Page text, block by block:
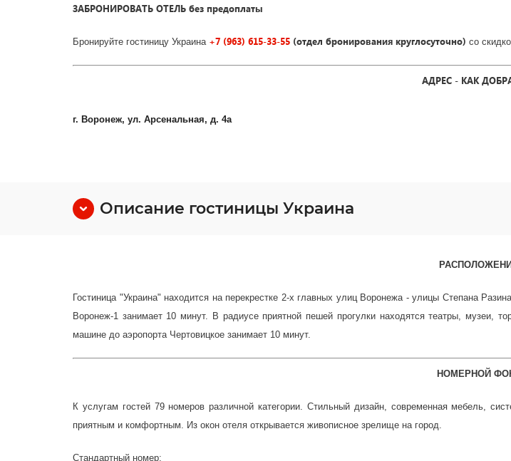
ЗАБРОНИРОВАТЬ ОТЕЛЬ без предоплаты
Бронируйте гостиницу Украина +7 (963) 615-33-55 (отдел бронирования круглосуточно) со
АДРЕС - КАК
г. Воронеж, ул. Арсенальная, д. 4а
Описание гостиницы Украина
Гостиница "Украина" находится на перекрестке 2-х главных улиц Воронежа - улицы Степана
Воронеж-1 занимает 10 минут. В радиусе приятной пешей прогулки находятся театры, музеи,
машине до аэропорта Чертовицкое занимает 10 минут.
НОМЕРНОЙ
К услугам гостей 79 номеров различной категории. Стильный дизайн, современная мебель,
приятным и комфортным. Из окон отеля открывается живописное зрелище на город.
Стандартный номер: